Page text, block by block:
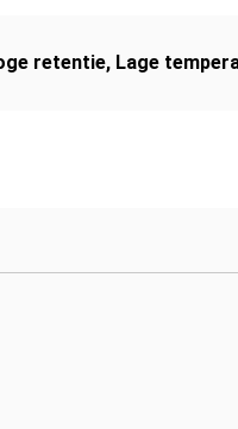
retentie, Lage